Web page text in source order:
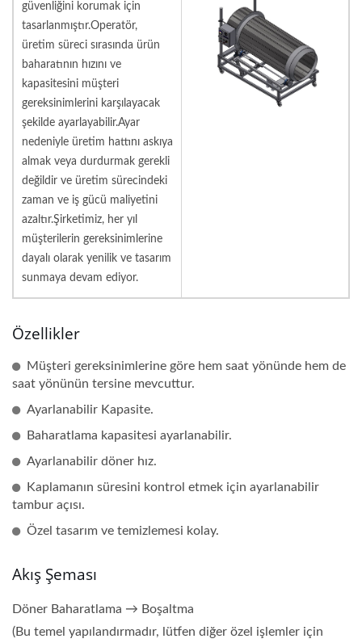
güvenliğini korumak için
tasarlanmıştır.Operatör,
üretim süreci sırasında ürün
baharatının hızını ve
kapasitesini müşteri
gereksinimlerini karşılayacak
şekilde ayarlayabilir.Ayar
nedeniyle üretim hattını askıya
almak veya durdurmak gerekli
değildir ve üretim sürecindeki
zaman ve iş gücü maliyetini
azaltır.Şirketimiz, her yıl
müşterilerin gereksinimlerine
dayalı olarak yenilik ve tasarım
sunmaya devam ediyor.
Özellikler
Müşteri gereksinimlerine göre hem saat yönünde hem de
saat yönünün tersine mevcuttur.
Ayarlanabilir Kapasite.
Baharatlama kapasitesi ayarlanabilir.
Ayarlanabilir döner hız.
Kaplamanın süresini kontrol etmek için ayarlanabilir
tambur açısı.
Özel tasarım ve temizlemesi kolay.
Akış Şeması
Döner Baharatlama → Boşaltma
(Bu temel yapılandırmadır, lütfen diğer özel işlemler için